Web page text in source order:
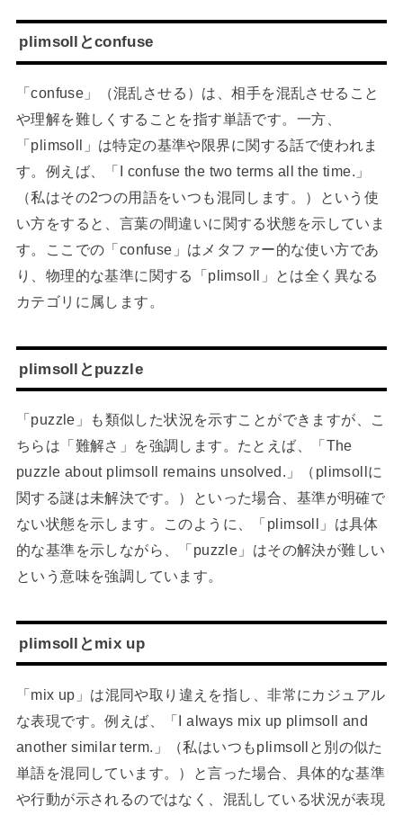
plimsollとconfuse
「confuse」（混乱させる）は、相手を混乱させること
や理解を難しくすることを指す単語です。一方、
「plimsoll」は特定の基準や限界に関する話で使われま
す。例えば、「I confuse the two terms all the time.」
（私はその2つの用語をいつも混同します。）という使
い方をすると、言葉の間違いに関する状態を示していま
す。ここでの「confuse」はメタファー的な使い方であ
り、物理的な基準に関する「plimsoll」とは全く異なる
カテゴリに属します。
plimsollとpuzzle
「puzzle」も類似した状況を示すことができますが、こ
ちらは「難解さ」を強調します。たとえば、「The
puzzle about plimsoll remains unsolved.」（plimsollに
関する謎は未解決です。）といった場合、基準が明確で
ない状態を示します。このように、「plimsoll」は具体
的な基準を示しながら、「puzzle」はその解決が難しい
という意味を強調しています。
plimsollとmix up
「mix up」は混同や取り違えを指し、非常にカジュアル
な表現です。例えば、「I always mix up plimsoll and
another similar term.」（私はいつもplimsollと別の似た
単語を混同しています。）と言った場合、具体的な基準
や行動が示されるのではなく、混乱している状況が表現